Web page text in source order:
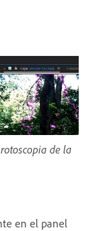
de la
en el panel